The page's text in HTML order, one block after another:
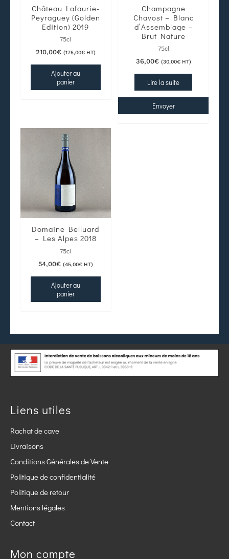
Château Lafaurie-
Peyraguey (Golden
Edition) 2019
75cl
210,00€ (175,00€HT)
Ajouter au
panier
Champagne
Chavost – Blanc
d’Assemblage –
Brut Nature
75cl
36,00€ (30,00€HT)
Lire la suite
Envoyer
Domaine Belluard
– Les Alpes 2018
75cl
54,00€ (45,00€HT)
Ajouter au
panier
Liens utiles
Rachat de cave
Livraisons
Conditions Générales de Vente
Politique de confidentialité
Politique de retour
Mentions légales
Contact
Mon compte